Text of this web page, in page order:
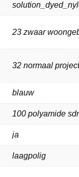
23 zwaar
32 normaal
blauw
100 polyamide
ja
laagpolig